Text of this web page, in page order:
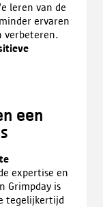
leren van de
ervaren
verbeteren.
een
expertise en
Grimpday is
tegelijkertijd